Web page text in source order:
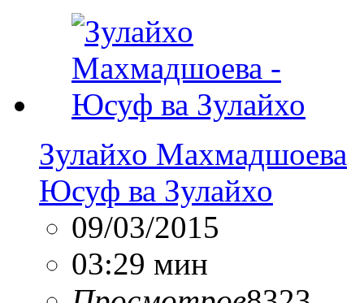
Зулайхо Махмадшоева
Юсуф ва Зулайхо
09/03/2015
03:29 мин